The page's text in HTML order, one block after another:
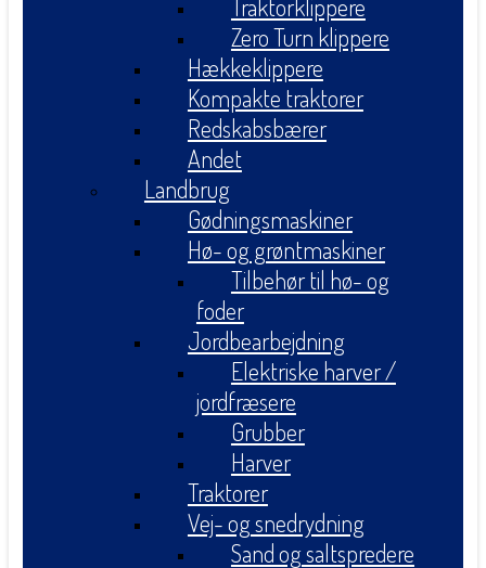
Traktorklippere
Zero Turn klippere
Hækkeklippere
Kompakte traktorer
Redskabsbærer
Andet
Landbrug
Gødningsmaskiner
Hø- og grøntmaskiner
Tilbehør til hø- og
foder
Jordbearbejdning
Elektriske harver /
jordfræsere
Grubber
Harver
Traktorer
Vej- og snedrydning
Sand og saltspredere